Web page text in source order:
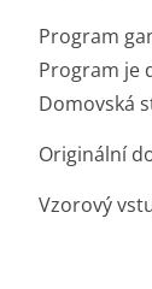
Program
Program je
Domovská
Originální
Vzorový